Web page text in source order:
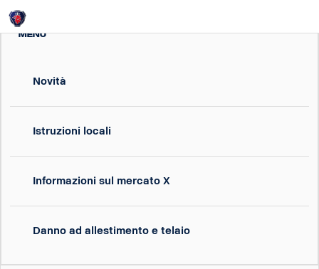
MENU
Novità
Istruzioni locali
Informazioni sul mercato X
Danno ad allestimento e telaio